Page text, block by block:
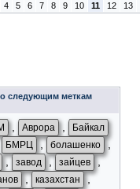
4 5 6 7 8 9 10 11 12 13
следующим меткам
Аврора Байкал
БМРЦ , болашенко
, завод , зайцев ,
, казахстан ,